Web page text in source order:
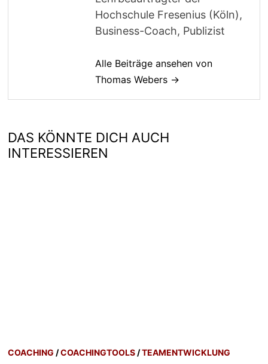
Hochschule Fresenius (Köln),
Business-Coach, Publizist
Alle Beiträge ansehen von
Thomas Webers →
DAS KÖNNTE DICH AUCH
INTERESSIEREN
COACHING /COACHINGTOOLS /TEAMENTWICKLUNG